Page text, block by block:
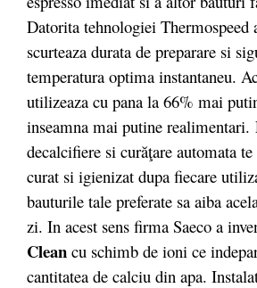
Datorita tehnologiei Thermospeed
scurteaza durata de preparare si
temperatura optima instantaneu.
utilizeaza cu pana la 66% mai
inseamna mai putine realimentari.
decalcifiere si curăţare automata
curat si igienizat dupa fiecare
bauturile tale preferate sa aiba
zi. In acest sens firma Saeco a
Clean cu schimb de ioni ce
cantitatea de calciu din apa.